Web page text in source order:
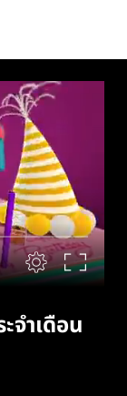
นมีนาคม
จำเดือน